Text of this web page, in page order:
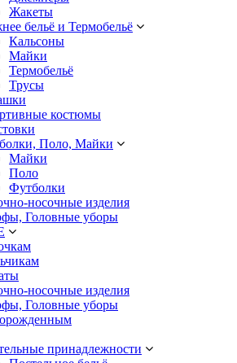
Жакеты
бельё и Термобельё
Кальсоны
Майки
Термобельё
Трусы
костюмы
Поло, Майки
Майки
Поло
Футболки
носочные изделия
Головные уборы
носочные изделия
Головные уборы
принадлежности